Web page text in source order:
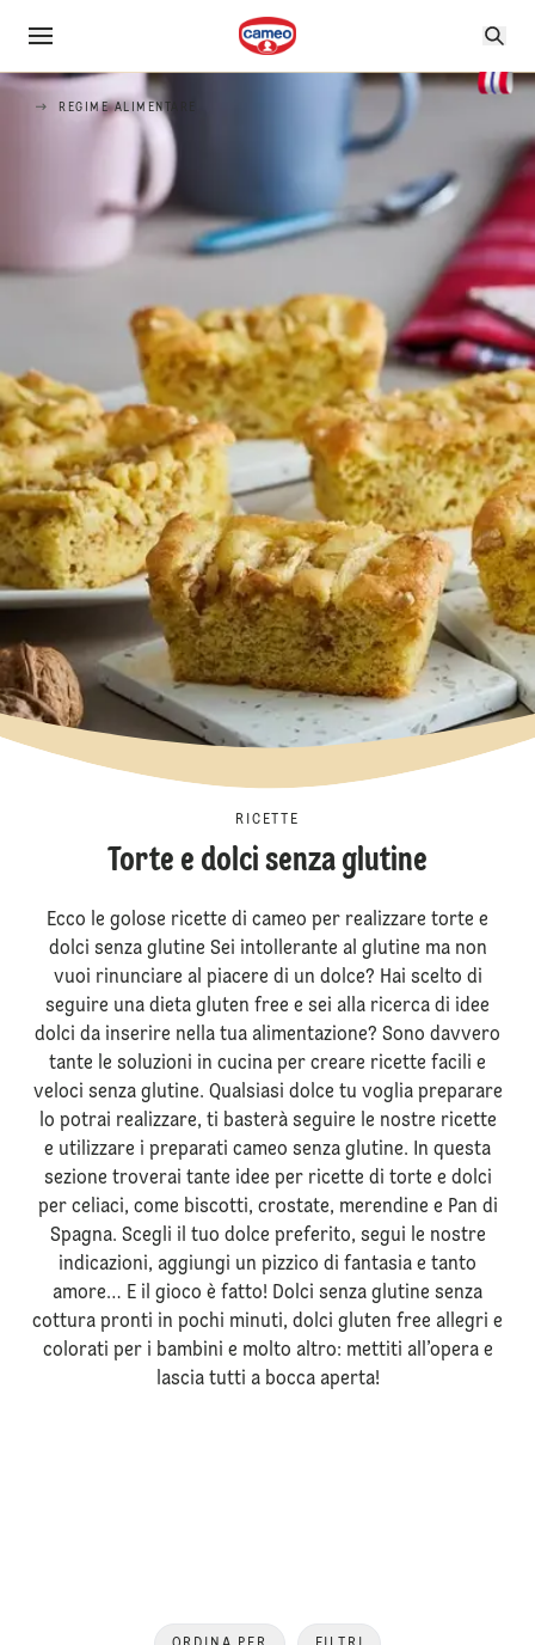
REGIME ALIMENTARE
RICETTE
Torte e dolci senza glutine
Ecco le golose ricette di cameo per realizzare torte e
dolci senza glutine Sei intollerante al glutine ma non
vuoi rinunciare al piacere di un dolce? Hai scelto di
seguire una dieta gluten free e sei alla ricerca di idee
dolci da inserire nella tua alimentazione? Sono davvero
tante le soluzioni in cucina per creare ricette facili e
veloci senza glutine. Qualsiasi dolce tu voglia preparare
lo potrai realizzare, ti basterà seguire le nostre ricette
e utilizzare i preparati cameo senza glutine. In questa
sezione troverai tante idee per ricette di torte e dolci
per celiaci, come biscotti, crostate, merendine e Pan di
Spagna. Scegli il tuo dolce preferito, segui le nostre
indicazioni, aggiungi un pizzico di fantasia e tanto
amore… E il gioco è fatto! Dolci senza glutine senza
cottura pronti in pochi minuti, dolci gluten free allegri e
colorati per i bambini e molto altro: mettiti all’opera e
lascia tutti a bocca aperta!